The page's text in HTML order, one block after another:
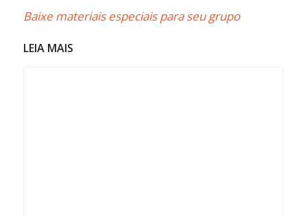
Baixe materiais especiais para seu grupo
LEIA MAIS